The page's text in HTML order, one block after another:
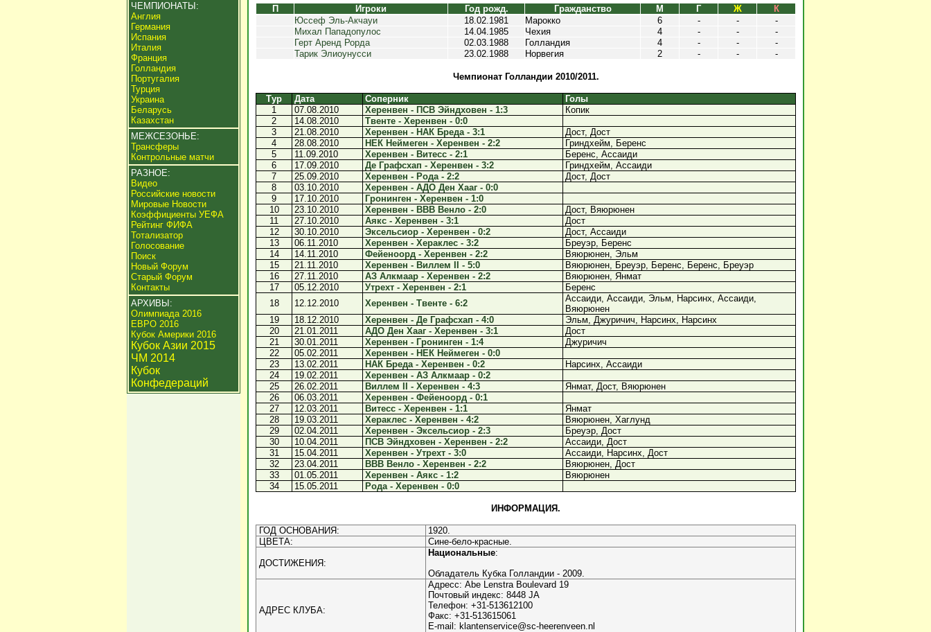
ЧЕМПИОНАТЫ:
Англия
Германия
Испания
Италия
Франция
Голландия
Португалия
Турция
Украина
Беларусь
Казахстан
МЕЖСЕЗОНЬЕ:
Трансферы
Контрольные матчи
РАЗНОЕ:
Видео
Российские новости
Мировые Новости
Коэффициенты УЕФА
Рейтинг ФИФА
Тотализатор
Голосование
Поиск
Новый Форум
Старый Форум
Контакты
АРХИВЫ:
Олимпиада 2016
ЕВРО 2016
Кубок Америки 2016
Кубок Азии 2015
ЧМ 2014
Кубок
Конфедераций
П Игроки Год рожд. Гражданство М Г Ж
К
Юссеф Эль-Акчауи
18.02.1981 Марокко 6 - -
-
Михал Пападопулос
14.04.1985 Чехия 4 - -
-
Герт Аренд Рорда
02.03.1988 Голландия 4 - -
-
Тарик Элиоунусси
23.02.1988 Норвегия 2 - - -
Чемпионат Голландии 2010/2011.
Тур Дата Соперник
Голы
1
07.08.2010 Херенвен - ПСВ Эйндховен - 1:3
Копик
2
14.08.2010
Твенте - Херенвен - 0:0
3
21.08.2010 Херенвен - НАК Бреда - 3:1
Дост, Дост
4
28.08.2010 НЕК Неймеген - Херенвен - 2:2
Гриндхейм, Беренс
5
11.09.2010 Херенвен - Витесс - 2:1
Беренс, Ассаиди
6
17.09.2010 Де Графсхап - Херенвен - 3:2
Гриндхейм, Ассаиди
7
25.09.2010 Херенвен - Рода - 2:2
Дост, Дост
8
03.10.2010
Херенвен - АДО Ден Хааг - 0:0
9
17.10.2010
Гронинген - Херенвен - 1:0
10
23.10.2010 Херенвен - ВВВ Венло - 2:0
Дост, Вяюрюнен
11
27.10.2010 Аякс - Херенвен - 3:1
Дост
12
30.10.2010 Эксельсиор - Херенвен - 0:2
Дост, Ассаиди
13
06.11.2010 Херенвен - Хераклес - 3:2
Бреуэр, Беренс
14
14.11.2010 Фейеноорд - Херенвен - 2:2
Вяюрюнен, Эльм
15
21.11.2010 Херенвен - Виллем II - 5:0
Вяюрюнен, Бреуэр, Беренс, Беренс, Бреуэр
16
27.11.2010 АЗ Алкмаар - Херенвен - 2:2
Вяюрюнен, Янмат
17
05.12.2010 Утрехт - Херенвен - 2:1
Беренс
18
12.12.2010 Херенвен - Твенте - 6:2
Ассаиди, Ассаиди, Эльм, Нарсинх, Ассаиди,
Вяюрюнен
19
18.12.2010 Херенвен - Де Графсхап - 4:0
Эльм, Джуричич, Нарсинх, Нарсинх
20
21.01.2011 АДО Ден Хааг - Херенвен - 3:1
Дост
21
30.01.2011 Херенвен - Гронинген - 1:4
Джуричич
22
05.02.2011
Херенвен - НЕК Неймеген - 0:0
23
13.02.2011 НАК Бреда - Херенвен - 0:2
Нарсинх, Ассаиди
24
19.02.2011
Херенвен - АЗ Алкмаар - 0:2
25
26.02.2011 Виллем II - Херенвен - 4:3
Янмат, Дост, Вяюрюнен
26
06.03.2011
Херенвен - Фейеноорд - 0:1
27
12.03.2011 Витесс - Херенвен - 1:1
Янмат
28
19.03.2011 Хераклес - Херенвен - 4:2
Вяюрюнен, Хаглунд
29
02.04.2011 Херенвен - Эксельсиор - 2:3
Бреуэр, Дост
30
10.04.2011 ПСВ Эйндховен - Херенвен - 2:2
Ассаиди, Дост
31
15.04.2011 Херенвен - Утрехт - 3:0
Ассаиди, Нарсинх, Дост
32
23.04.2011 ВВВ Венло - Херенвен - 2:2
Вяюрюнен, Дост
33
01.05.2011 Херенвен - Аякс - 1:2
Вяюрюнен
34
15.05.2011 Рода - Херенвен - 0:0
ИНФОРМАЦИЯ.
ГОД ОСНОВАНИЯ:
1920.
ЦВЕТА:
Сине-бело-красные.
ДОСТИЖЕНИЯ:
Национальные:
Обладатель Кубка Голландии - 2009.
АДРЕС КЛУБА:
Адресс: Abe Lenstra Boulevard 19
Почтовый индекс: 8448 JA
Телефон: +31-513612100
Факс: +31-513615061
E-mail: klantenservice@sc-heerenveen.nl